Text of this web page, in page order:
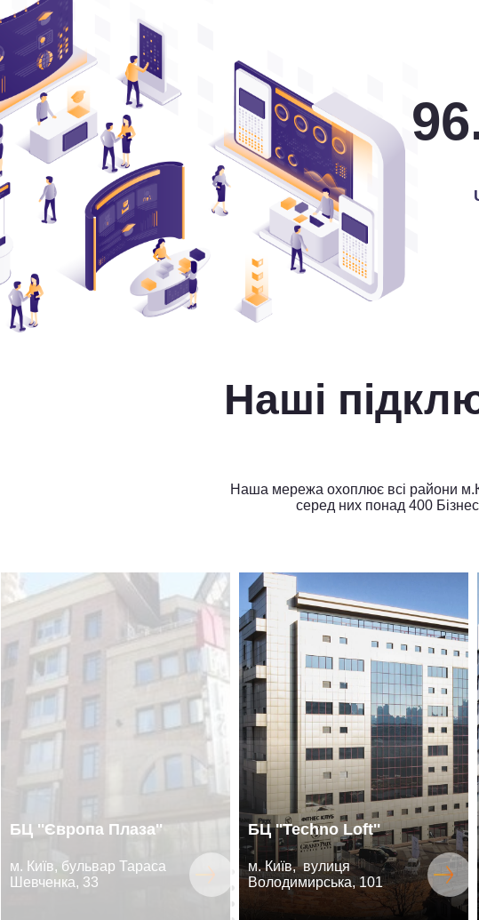
Наші
Наша мережа охоплює всі райони
серед них понад 400
БЦ ''Європа Плаза''
м. Київ, бульвар Тараса
Шевченка, 33
БЦ ''Techno Loft''
м. Київ, вулиця
Володимирська, 101